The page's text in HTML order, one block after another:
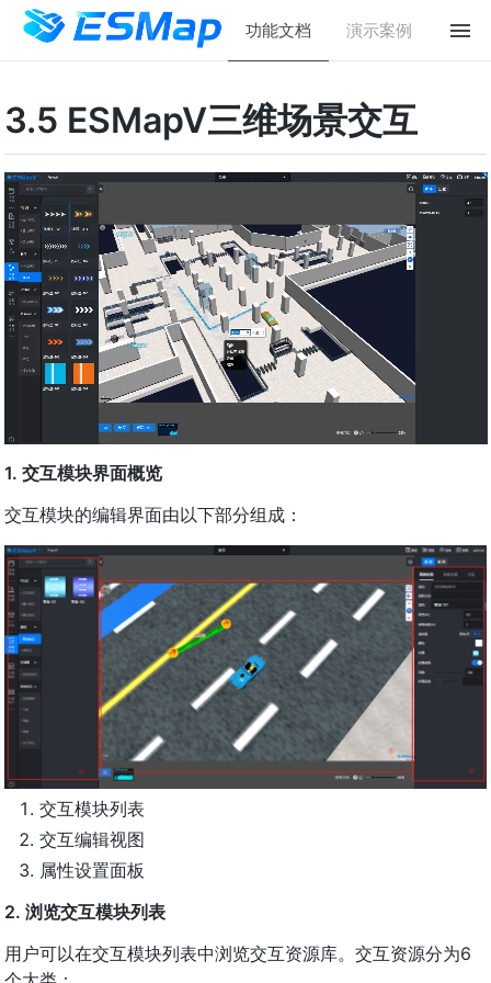
功能文档 演示案例
3.5 ESMapV三维场景交互
1. 交互模块界面概览
交互模块的编辑界面由以下部分组成：
交互模块列表
交互编辑视图
属性设置面板
2. 浏览交互模块列表
用户可以在交互模块列表中浏览交互资源库。交互资源分为6